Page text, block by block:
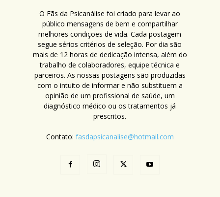
O Fãs da Psicanálise foi criado para levar ao
público mensagens de bem e compartilhar
melhores condições de vida. Cada postagem
segue sérios critérios de seleção. Por dia são
mais de 12 horas de dedicação intensa, além do
trabalho de colaboradores, equipe técnica e
parceiros. As nossas postagens são produzidas
com o intuito de informar e não substituem a
opinião de um profissional de saúde, um
diagnóstico médico ou os tratamentos já
prescritos.
Contato: fasdapsicanalise@hotmail.com